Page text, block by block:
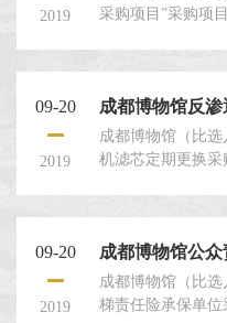
2019
采购项目”采购项
09-20
2019
成都博物馆反
成都博物馆（比
机滤芯定期更换采
09-20
2019
成都博物馆公
成都博物馆（比
梯责任险承保单位